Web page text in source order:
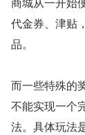
代金券、津贴
品。
而一些特殊的
不能实现一个
法。具体玩法